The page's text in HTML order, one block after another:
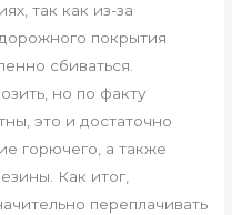
так как из-за
покрытия
сбиваться.
но по факту
это и достаточно
горючего, а также
Как итог,
переплачивать